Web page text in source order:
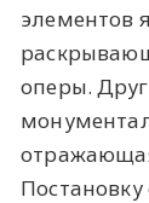
элементов
оперы.